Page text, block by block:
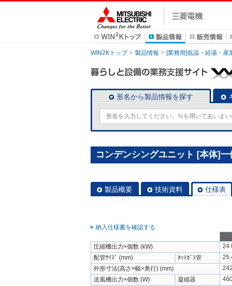
WIN2Kトップ 製品情報 [業務用]低温・給湯・産
形名から製品情報を探す
コンデンシングユニット [本体]
製品概要 技術資料 仕様表
納入仕様書を確認する
圧縮機出力×個数 (kW)
配管ｻｲｽﾞ (mm)
ﾎｯﾄｶﾞｽ管
外形寸法(高さ×幅×奥行) (mm)
送風機出力×個数 (W)
凝縮器